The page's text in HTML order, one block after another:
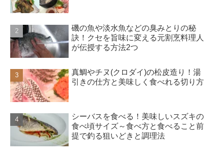
磯の魚や淡水魚などの臭みとりの秘
訣！クセを旨味に変える元割烹料理人
が伝授する方法2つ
真鯛やチヌ(クロダイ)の松皮造り！湯
引きの仕方と美味しく食べれる切り方
シーバスを食べる！美味しいスズキの
食べ頃サイズ～食べ方と食べること前
提で釣る狙いどきと調理法